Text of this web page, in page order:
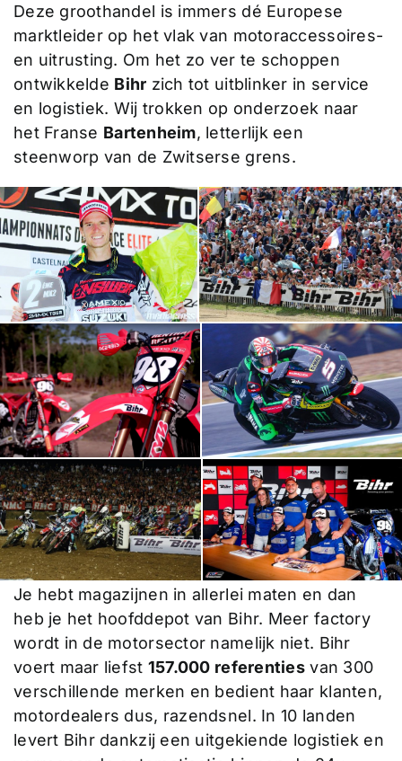
Deze groothandel is immers dé Europese
marktleider op het vlak van motoraccessoires-
en uitrusting. Om het zo ver te schoppen
ontwikkelde Bihr zich tot uitblinker in service
en logistiek. Wij trokken op onderzoek naar
het Franse Bartenheim, letterlijk een
steenworp van de Zwitserse grens.
Je hebt magazijnen in allerlei maten en dan
heb je het hoofddepot van Bihr. Meer factory
wordt in de motorsector namelijk niet. Bihr
voert maar liefst 157.000 referenties van 300
verschillende merken en bedient haar klanten,
motordealers dus, razendsnel. In 10 landen
levert Bihr dankzij een uitgekiende logistiek en